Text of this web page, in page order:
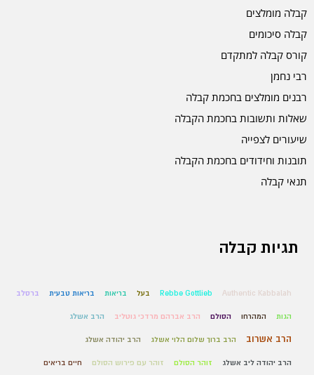
קבלה מומלצים
קבלה סיכומים
קורס קבלה למתקדם
רבי נחמן
רבנים מומלצים בחכמת קבלה
שאלות ותשובות בחכמת הקבלה
שיעורים לצפייה
תובנות וחידודים בחכמת הקבלה
תנאי קבלה
תגיות קבלה
Authentic Kabbalah
Rebbe Gottlieb בעל בריאות בריאות טבעית ברסלב
הגות המהרחו הסולם הרב אברהם מרדכי גוטליב הרב אשלג
הרב אשרוב הרב ברוך שלום הלוי אשלג הרב יהודה אשלג
הרב יהודה ליב אשלג זוהר הסולם זוהר עם פירוש הסולם חיים בריאים